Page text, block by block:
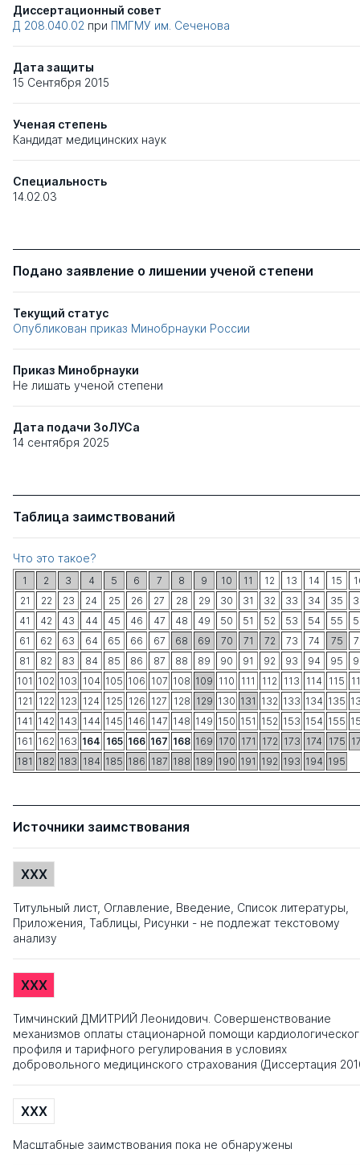
Диссертационный совет
Д 208.040.02 при ПМГМУ им. Сеченова
Дата защиты
15 Сентября 2015
Ученая степень
Кандидат медицинских наук
Специальность
14.02.03
Подано заявление о лишении ученой степени
Текущий статус
Опубликован приказ Минобрнауки России
Приказ Минобрнауки
Не лишать ученой степени
Дата подачи ЗоЛУСа
14 сентября 2025
Таблица заимствований
Что это такое?
1 2 3 4 5 6 7 8 9 10 11 12 13 14 15
21
22 23 24 25 26 27 28 29 30 31 32 33 34 35
41
42 43 44 45 46 47 48 49 50 51 52 53 54 55
61
62 63 64 65 66 67 68 69 70 71 72 73 74 75
81
82 83 84 85 86 87 88 89 90 91 92 93 94 95
101 102 103 104 105 106 107 108 109 110 111 112 113 114 115
121
122 123 124 125 126 127 128 129 130 131 132 133 134 135
141 142 143 144 145 146 147 148 149 150 151 152 153 154 155
161 162 163 164 165 166 167 168 169 170 171 172 173 174 175
181 182 183 184 185 186 187 188 189 190 191 192 193 194 195
Источники заимствования
XXX
Титульный лист, Оглавление, Введение, Список литературы,
Приложения, Таблицы, Рисунки - не подлежат текстовому
анализу
XXX
Тимчинский ДМИТРИЙ Леонидович. Совершенствование
механизмов оплаты стационарной помощи
профиля и тарифного регулирования в условиях
добровольного медицинского страхования (Диссертация
XXX
Масштабные заимствования пока не обнаружены